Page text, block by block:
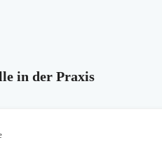
in der Praxis